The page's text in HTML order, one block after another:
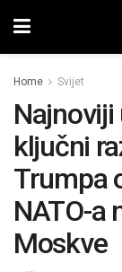
Home Svijet
ključni
Trumpa
NATO-a
Moskve